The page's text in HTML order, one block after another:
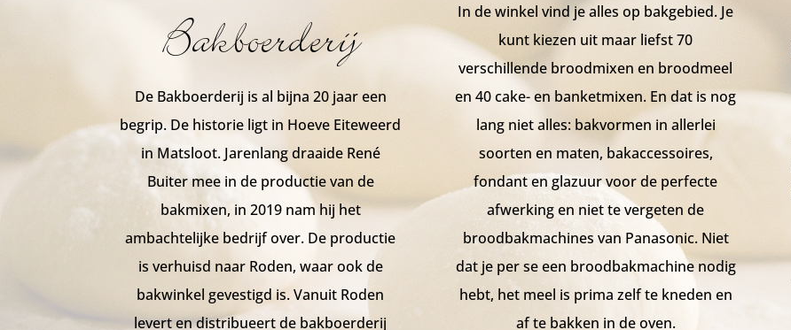
Bakboerderij
De Bakboerderij is al bijna 20 jaar een
begrip. De historie ligt in Hoeve Eiteweerd
in Matsloot. Jarenlang draaide René
Buiter mee in de productie van de
bakmixen, in 2019 nam hij het
ambachtelijke bedrijf over. De productie
is verhuisd naar Roden, waar ook de
bakwinkel gevestigd is. Vanuit Roden
levert en distribueert de bakboerderij
In de winkel vind je alles op bakgebied. Je
kunt kiezen uit maar liefst 70
verschillende broodmixen en broodmeel
en 40 cake- en banketmixen. En dat is nog
lang niet alles: bakvormen in allerlei
soorten en maten, bakaccessoires,
fondant en glazuur voor de perfecte
afwerking en niet te vergeten de
broodbakmachines van Panasonic. Niet
dat je per se een broodbakmachine nodig
hebt, het meel is prima zelf te kneden en
af te bakken in de oven.